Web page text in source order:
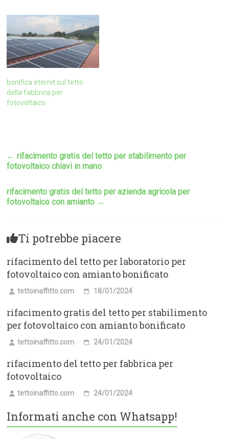
bonifica eternit sul tetto
della fabbrica per
fotovoltaico
← rifacimento gratis del tetto per stabilimento per
fotovoltaico chiavi in mano
rifacimento gratis del tetto per azienda agricola per
fotovoltaico con amianto →
Ti potrebbe piacere
rifacimento del tetto per laboratorio per
fotovoltaico con amianto bonificato
tettoinaffitto.com 18/01/2024
rifacimento gratis del tetto per stabilimento
per fotovoltaico con amianto bonificato
tettoinaffitto.com 24/01/2024
rifacimento del tetto per fabbrica per
fotovoltaico
tettoinaffitto.com 24/01/2024
Informati anche con Whatsapp!